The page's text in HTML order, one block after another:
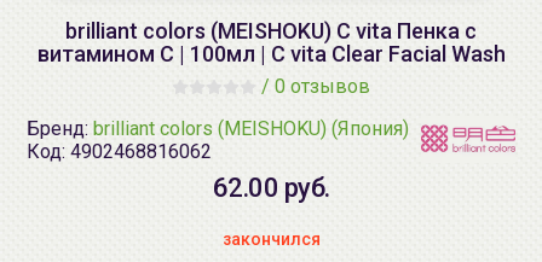
brilliant colors (MEISHOKU) C vita Пенка с
витамином С | 100мл | C vita Clear Facial Wash
/ 0 отзывов
Бренд: brilliant colors (MEISHOKU) (Япония)
Код: 4902468816062
62.00 руб.
закончился